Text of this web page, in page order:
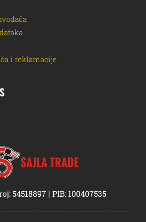
i reklamacije
54518897 | PIB: 100407535